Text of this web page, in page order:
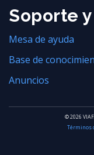
Soporte
Mesa de ayuda
Base de
Anuncios
© 2026
Términos